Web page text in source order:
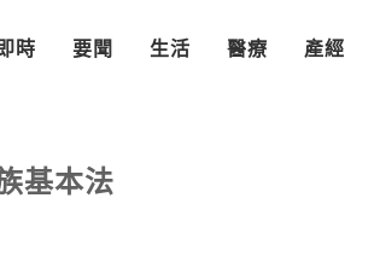
時 要聞 生活 醫療 產經
基本法